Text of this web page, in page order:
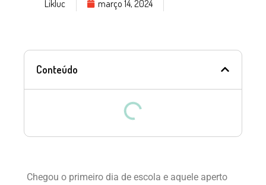
Likluc março 14, 2024
Conteúdo
Chegou o primeiro dia de escola e aquele aperto